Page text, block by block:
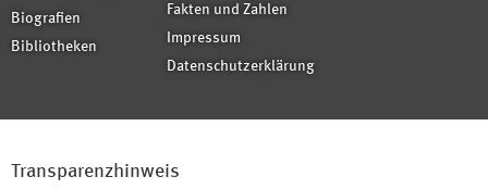
Biografien
Bibliotheken
Fakten und Zahlen
Impressum
Datenschutzerklärung
Transparenzhinweis